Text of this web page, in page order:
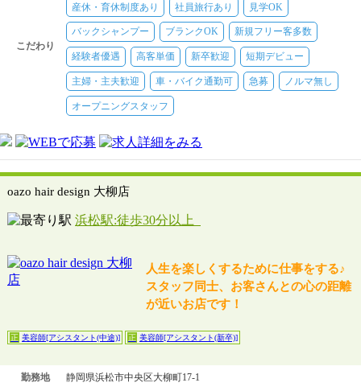
こだわり
産休・育休制度あり 社員旅行あり 見学OK
バックシャンプー ブランクOK 新規フリー客多数
経験者優遇 高客単価 新卒歓迎 短期デビュー
主婦・主夫歓迎 車・バイク通勤可 急募 ノルマ無し
オープニングスタッフ
oazo hair design 大柳店
浜松駅:徒歩30分以上
人生を楽しくするために仕事をする♪
スタッフ同士、お客さんとの心の距離
が近いお店です！
正 美容師[アシスタント(中途)] 正 美容師[アシスタント(新卒)]
勤務地 静岡県浜松市中央区大柳町17-1